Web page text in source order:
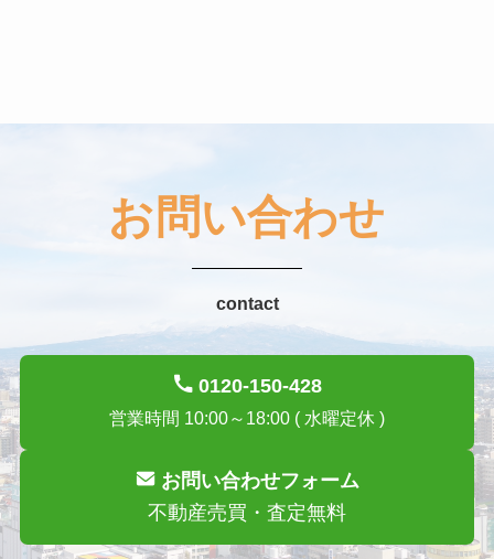
お問い合わせ
contact
0120-150-428
営業時間 10:00～18:00 ( 水曜定休 )
お問い合わせフォーム
不動産売買・査定無料